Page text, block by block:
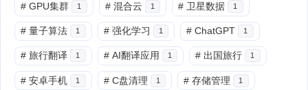
# GPU集群 1 # 混合云 1 # 卫星数据 1
# 量子算法 1 # 强化学习 1 # ChatGPT 1
# 旅行翻译 1 # AI翻译应用 1 # 出国旅行 1
# 安卓手机 1 # C盘清理 1 # 存储管理 1